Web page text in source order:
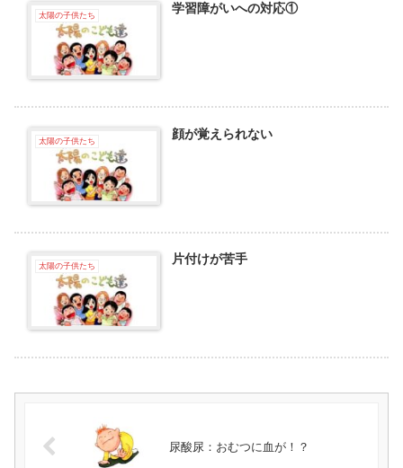
太陽の子供たち 学習障がいへの対応①
太陽の子供たち 顔が覚えられない
太陽の子供たち 片付けが苦手
尿酸尿：おむつに血が！？